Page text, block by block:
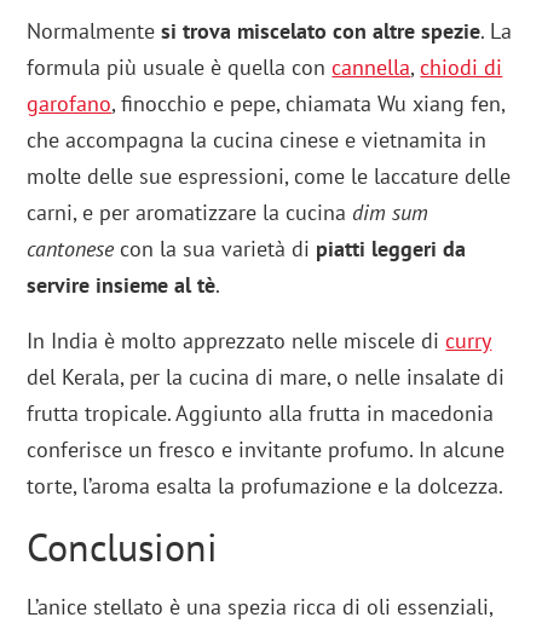
Normalmentesi trova miscelato con altre spezie. La
formula più usuale è quella concannella,chiodi di
garofano, finocchio e pepe, chiamata Wu xiang fen,
che accompagna la cucina cinese e vietnamita in
molte delle sue espressioni, come le laccature delle
carni, e per aromatizzare la cucina dim sum
cantonese con la sua varietà di piatti leggeri da
servire insieme al tè.
In India è molto apprezzato nelle miscele dicurry
del Kerala, per la cucina di mare, o nelle insalate di
frutta tropicale. Aggiunto alla frutta in macedonia
conferisce un fresco e invitante profumo. In alcune
torte, l’aroma esalta la profumazione e la dolcezza.
Conclusioni
L’anice stellato è una spezia ricca di oli essenziali,